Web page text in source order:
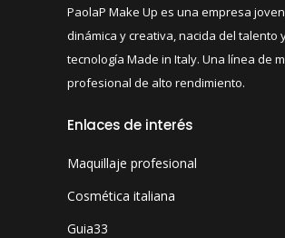
PaolaP Make Up es una empresa
dinámica y creativa, nacida del talento
tecnología Made in Italy. Una línea de
profesional de alto rendimiento.
Enlaces de interés
Maquillaje profesional
Cosmética italiana
Guia33